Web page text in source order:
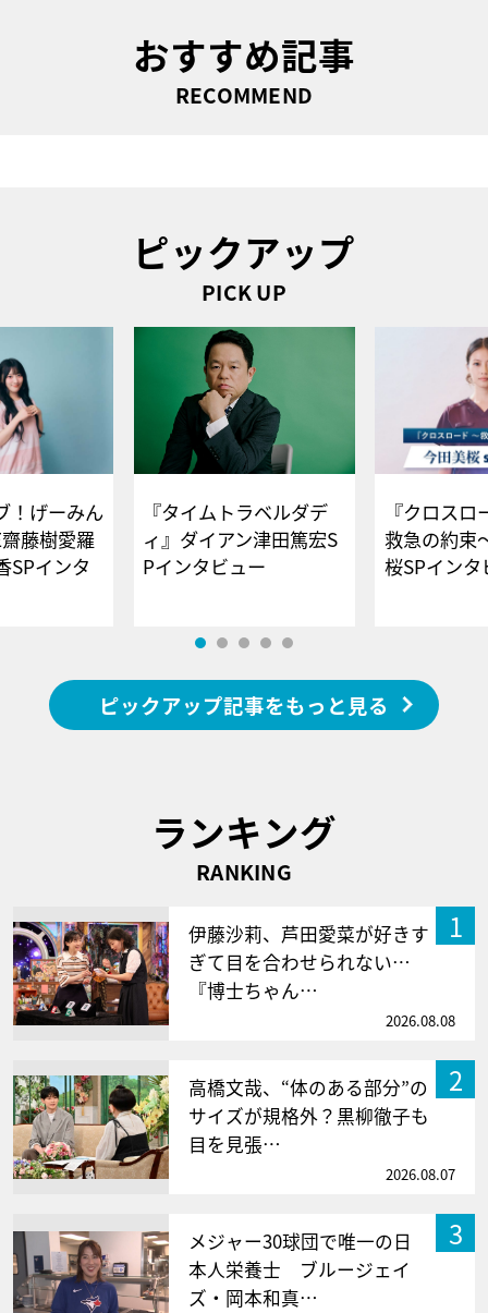
おすすめ記事
RECOMMEND
ピックアップ
PICK UP
！げーみん
藤樹愛羅
SPインタ
『タイムトラベルダデ
ィ』ダイアン津田篤宏S
Pインタビュー
『クロス
救急の約束
桜SPイ
ピックアップ記事をもっと見る
ランキング
RANKING
1
伊藤沙莉、芦田愛菜が好きす
ぎて目を合わせられない…
『博士ちゃん…
2026.08.08
2
高橋文哉、“体のある部分”の
サイズが規格外？黒柳徹子も
目を見張…
2026.08.07
3
メジャー30球団で唯一の日
本人栄養士 ブルージェイ
ズ・岡本和真…